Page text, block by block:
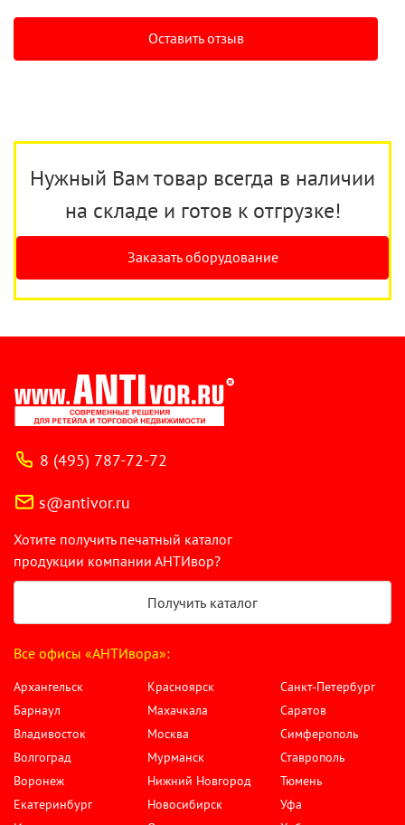
Оставить отзыв
Нужный Вам товар всегда в наличии
на складе и готов к отгрузке!
Заказать оборудование
8 (495) 787-72-72
s@antivor.ru
Хотите получить печатный каталог
продукции компании АНТИвор?
Получить каталог
Все офисы «АНТИвора»:
Архангельск
Барнаул
Владивосток
Волгоград
Воронеж
Екатеринбург
Красноярск
Махачкала
Москва
Мурманск
Нижний Новгород
Новосибирск
Санкт-Петербург
Саратов
Симферополь
Ставрополь
Тюмень
Уфа